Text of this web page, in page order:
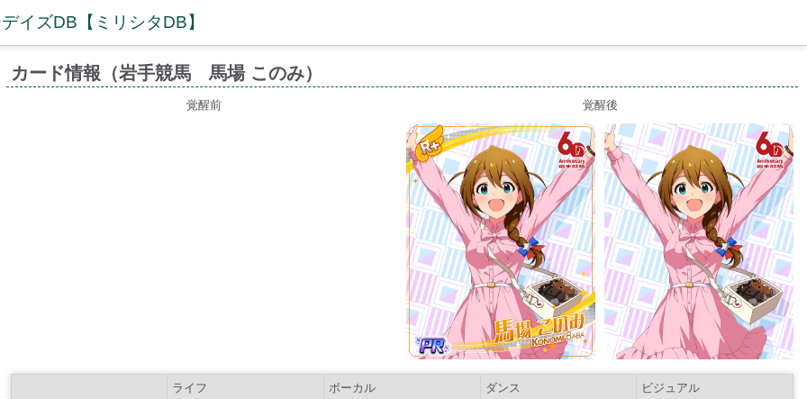
イズDB【ミリシタDB】
カード情報（岩手競馬 馬場 このみ）
覚醒前 覚醒後
ライフ ボーカル ダンス ビジュアル